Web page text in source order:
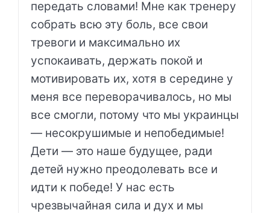
передать словами! Мне как тренеру
собрать всю эту боль, все свои
тревоги и максимально их
успокаивать, держать покой и
мотивировать их, хотя в середине у
меня все переворачивалось, но мы
все смогли, потому что мы украинцы
— несокрушимые и непобедимые!
Дети — это наше будущее, ради
детей нужно преодолевать все и
идти к победе! У нас есть
чрезвычайная сила и дух и мы